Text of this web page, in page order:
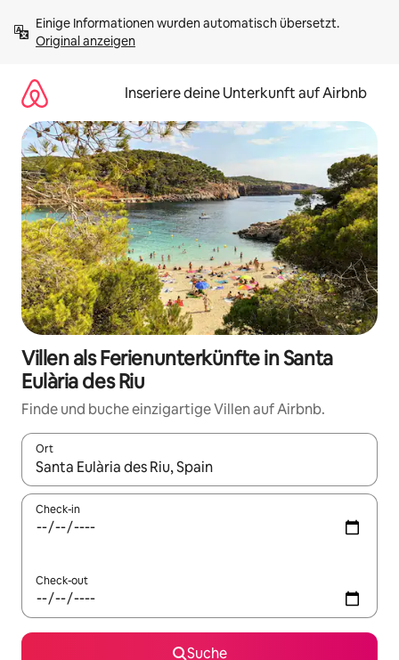
Inhalten
springenOriginal anzeigen
Inseriere deine Unterkunft auf Airbnb
Villen als Ferienunterkünfte in Santa
Eulària des Riu
Finde und buche einzigartige Villen auf Airbnb.
Ort
Wenn Ergebnisse verfügbar sind, navigiere mit den
Check-in
Check-out
Suche